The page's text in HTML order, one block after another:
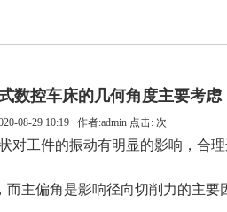
数控车床的几何角度主要考虑
08-29 10:19 作者:admin 点击: 次
对工件的振动有明显的影响，合
主偏角是影响径向切削力的主